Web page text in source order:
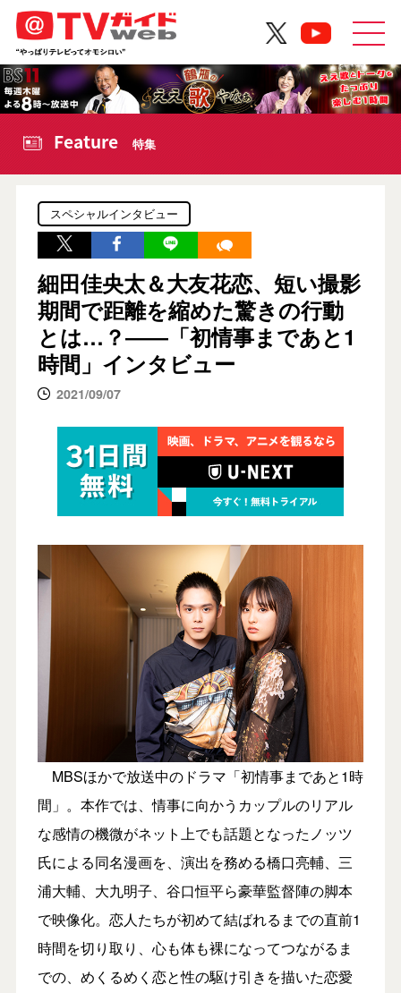
Feature 特集
スペシャルインタビュー
細田佳央太＆大友花恋、短い撮影
期間で距離を縮めた驚きの行動
とは…？――「初情事まであと1
時間」インタビュー
2021/09/07
MBSほかで放送中のドラマ「初情事まであと1時
間」。本作では、情事に向かうカップルのリアル
な感情の機微がネット上でも話題となったノッツ
氏による同名漫画を、演出を務める橋口亮輔、三
浦大輔、大九明子、谷口恒平ら豪華監督陣の脚本
で映像化。恋人たちが初めて結ばれるまでの直前1
時間を切り取り、心も体も裸になってつながるま
での、めくるめく恋と性の駆け引きを描いた恋愛